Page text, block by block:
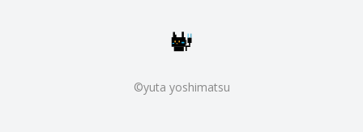
©yuta yoshimatsu